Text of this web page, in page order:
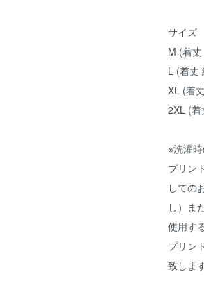
サイズ
M (着
L (着丈
XL (着
2XL (
※洗濯
プリン
しての
し）ま
使用す
プリン
致しま